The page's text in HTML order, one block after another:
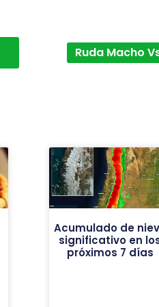
Ruda Macho
Acumulado de
significativo en
próximos 7 días